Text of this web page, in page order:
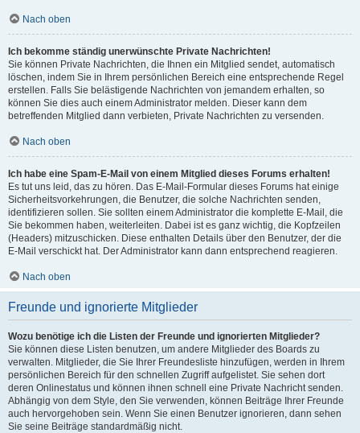
Nach oben
Ich bekomme ständig unerwünschte Private Nachrichten!
Sie können Private Nachrichten, die Ihnen ein Mitglied sendet, automatisch
löschen, indem Sie in Ihrem persönlichen Bereich eine entsprechende Regel
erstellen. Falls Sie belästigende Nachrichten von jemandem erhalten, so
können Sie dies auch einem Administrator melden. Dieser kann dem
betreffenden Mitglied dann verbieten, Private Nachrichten zu versenden.
Nach oben
Ich habe eine Spam-E-Mail von einem Mitglied dieses Forums erhalten!
Es tut uns leid, das zu hören. Das E-Mail-Formular dieses Forums hat einige
Sicherheitsvorkehrungen, die Benutzer, die solche Nachrichten senden,
identifizieren sollen. Sie sollten einem Administrator die komplette E-Mail, die
Sie bekommen haben, weiterleiten. Dabei ist es ganz wichtig, die Kopfzeilen
(Headers) mitzuschicken. Diese enthalten Details über den Benutzer, der die
E-Mail verschickt hat. Der Administrator kann dann entsprechend reagieren.
Nach oben
Freunde und ignorierte Mitglieder
Wozu benötige ich die Listen der Freunde und ignorierten Mitglieder?
Sie können diese Listen benutzen, um andere Mitglieder des Boards zu
verwalten. Mitglieder, die Sie Ihrer Freundesliste hinzufügen, werden in Ihrem
persönlichen Bereich für den schnellen Zugriff aufgelistet. Sie sehen dort
deren Onlinestatus und können ihnen schnell eine Private Nachricht senden.
Abhängig von dem Style, den Sie verwenden, können Beiträge Ihrer Freunde
auch hervorgehoben sein. Wenn Sie einen Benutzer ignorieren, dann sehen
Sie seine Beiträge standardmäßig nicht.